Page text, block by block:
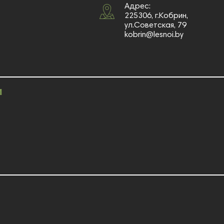
Адрес:
225306, г.Кобрин,
ул.Советская, 79
kobrin@lesnoi.by